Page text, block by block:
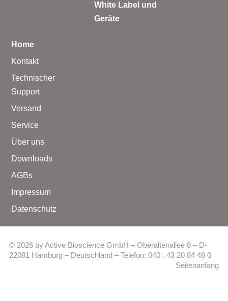
White Label und
Geräte
Home
Kontakt
Technischer
Support
Versand
Service
Über uns
Downloads
AGBs
Impressum
Datenschutz
© 2026 by Active Bioscience GmbH – Oberaltenallee 8 – D-
22081 Hamburg – Deutschland – Telefon: 040 . 43 20 84 48 0
Seitenanfang